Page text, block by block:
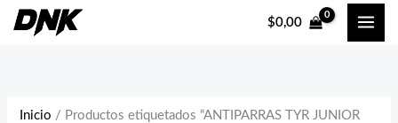
$0,00
Inicio / Productos etiquetados “ANTIPARRAS TYR JUNIOR